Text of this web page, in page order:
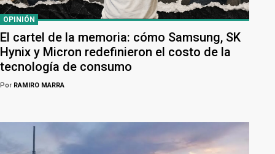
OPINIÓN
El cartel de la memoria: cómo Samsung, SK
Hynix y Micron redefinieron el costo de la
tecnología de consumo
Por RAMIRO MARRA